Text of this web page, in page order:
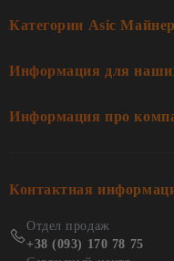
Категории Asic
Информация для
Информация про
Контактная
Отдел продаж
+38 (093) 170 78 75